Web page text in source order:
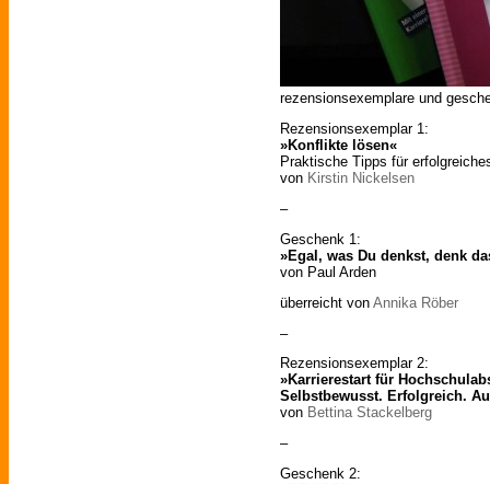
rezensionsexemplare und
Rezensionsexemplar 1:
»Konflikte lösen«
Praktische Tipps für
von Kirstin Nickelsen
–
Geschenk 1:
»Egal, was Du denkst, denk
von Paul Arden
überreicht von Annika Röber
–
Rezensionsexemplar 2:
»Karrierestart für
Selbstbewusst. Erfolgreich.
von Bettina Stackelberg
–
Geschenk 2: